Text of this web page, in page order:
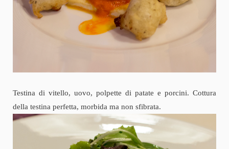
Testina di vitello, uovo, polpette di patate e porcini. Cottura
della testina perfetta, morbida ma non sfibrata.